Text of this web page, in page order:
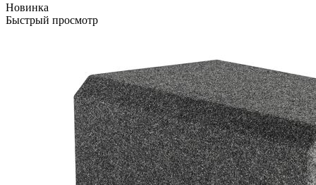
Новинка
Быстрый просмотр